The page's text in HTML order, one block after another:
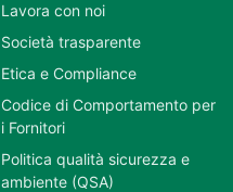
Lavora con noi
Società trasparente
Etica e Compliance
Codice di Comportamento per
i Fornitori
Politica qualità sicurezza e
ambiente (QSA)